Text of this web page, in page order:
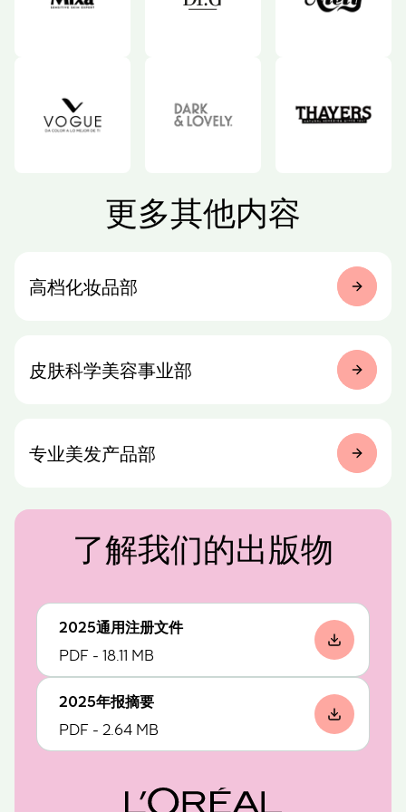
更多其他内容
高档化妆品部
皮肤科学美容事业部
专业美发产品部
了解我们的出版物
2025通用注册文件
PDF - 18.11 MB
2025年报摘要
PDF - 2.64 MB